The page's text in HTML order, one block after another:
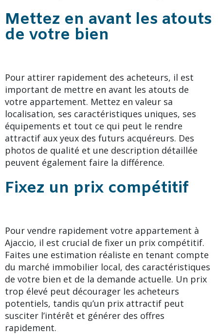
Mettez en avant les atouts
de votre bien
Pour attirer rapidement des acheteurs, il est
important de mettre en avant les atouts de
votre appartement. Mettez en valeur sa
localisation, ses caractéristiques uniques, ses
équipements et tout ce qui peut le rendre
attractif aux yeux des futurs acquéreurs. Des
photos de qualité et une description détaillée
peuvent également faire la différence.
Fixez un prix compétitif
Pour vendre rapidement votre appartement à
Ajaccio, il est crucial de fixer un prix compétitif.
Faites une estimation réaliste en tenant compte
du marché immobilier local, des caractéristiques
de votre bien et de la demande actuelle. Un prix
trop élevé peut décourager les acheteurs
potentiels, tandis qu’un prix attractif peut
susciter l’intérêt et générer des offres
rapidement.